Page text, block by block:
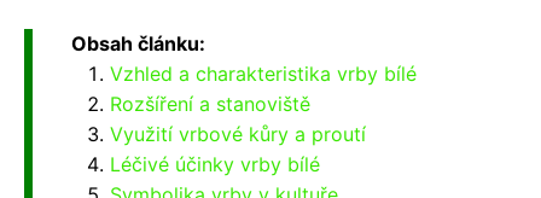
Obsah článku:
Vzhled a charakteristika vrby bílé
Rozšíření a stanoviště
Využití vrbové kůry a proutí
Léčivé účinky vrby bílé